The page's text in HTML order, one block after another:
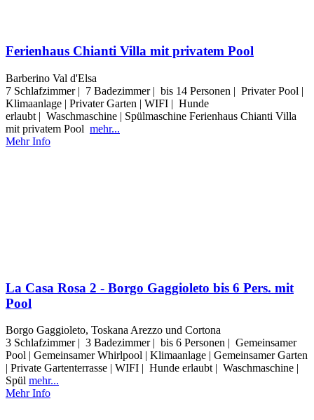
Ferienhaus Chianti Villa mit privatem Pool
Barberino Val d'Elsa
7 Schlafzimmer | 7 Badezimmer | bis 14 Personen | Privater Pool |
Klimaanlage | Privater Garten | WIFI | Hunde
erlaubt | Waschmaschine | Spülmaschine Ferienhaus Chianti Villa
mit privatem Pool mehr...
Mehr Info
La Casa Rosa 2 - Borgo Gaggioleto bis 6 Pers. mit
Pool
Borgo Gaggioleto, Toskana Arezzo und Cortona
3 Schlafzimmer | 3 Badezimmer | bis 6 Personen | Gemeinsamer
Pool | Gemeinsamer Whirlpool | Klimaanlage | Gemeinsamer Garten
| Private Gartenterrasse | WIFI | Hunde erlaubt | Waschmaschine |
Spül mehr...
Mehr Info